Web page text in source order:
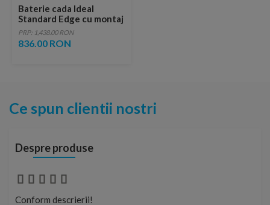
Baterie cada Ideal
Standard Edge cu montaj
incastrat
PRP: 1,438.00 RON
836.00 RON
Ce spun clientii nostri
Despre produse
Conform descrierii!